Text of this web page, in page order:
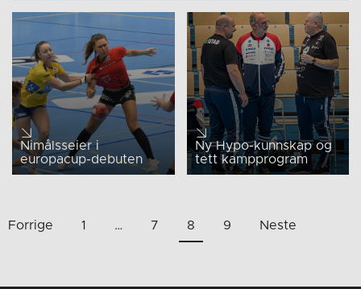
Nimålsseier i
europacup-debuten
Ny Hypo-kunnskap og
tett kampprogram
Sidepaginering
Forrige 1 … 7 8 9 Neste